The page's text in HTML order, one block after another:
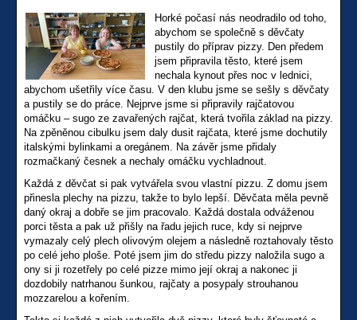
Horké počasí nás neodradilo od toho,
abychom se společně s děvčaty
pustily do příprav pizzy. Den předem
jsem připravila těsto, které jsem
nechala kynout přes noc v lednici,
abychom ušetřily více času. V den klubu jsme se sešly s děvčaty
a pustily se do práce. Nejprve jsme si připravily rajčatovou
omáčku – sugo ze zavařených rajčat, která tvořila základ na pizzy.
Na zpěněnou cibulku jsem daly dusit rajčata, které jsme dochutily
italskými bylinkami a oregánem. Na závěr jsme přidaly
rozmačkaný česnek a nechaly omáčku vychladnout.
Každá z děvčat si pak vytvářela svou vlastní pizzu. Z domu jsem
přinesla plechy na pizzu, takže to bylo lepší. Děvčata měla pevně
daný okraj a dobře se jim pracovalo. Každá dostala odváženou
porci těsta a pak už přišly na řadu jejich ruce, kdy si nejprve
vymazaly celý plech olivovým olejem a následně roztahovaly těsto
po celé jeho ploše. Poté jsem jim do středu pizzy naložila sugo a
ony si ji rozetřely po celé pizze mimo její okraj a nakonec ji
dozdobily natrhanou šunkou, rajčaty a posypaly strouhanou
mozzarelou a kořením.